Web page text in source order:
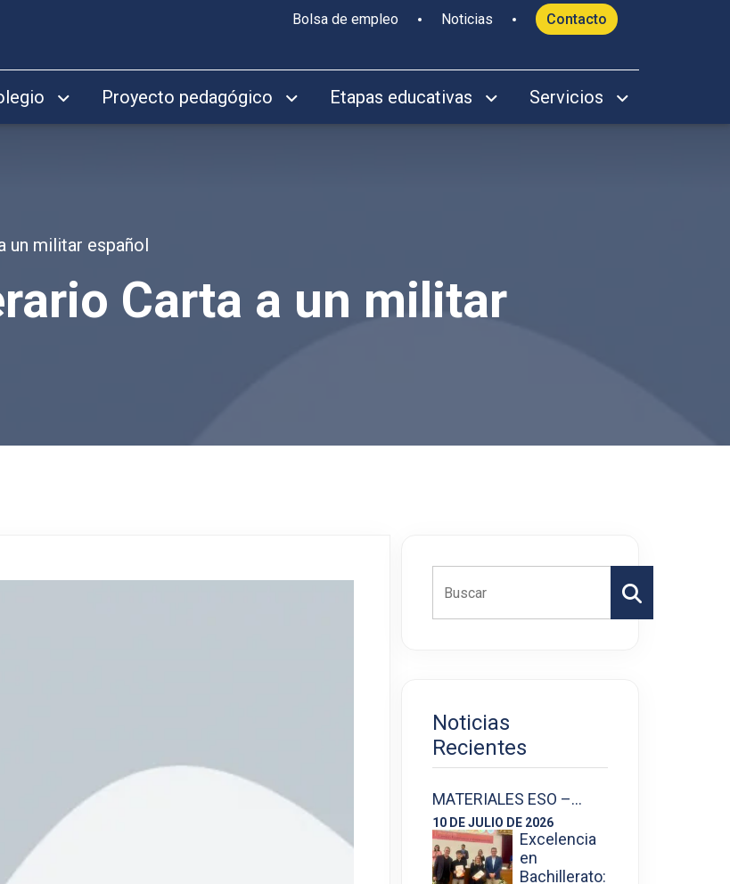
Bolsa de empleo Noticias Contacto
Proyecto pedagógico Etapas educativas Servicios
un militar español
Carta a un militar
Buscar
Noticias
Recientes
MATERIALES ESO –…
10 DE JULIO DE 2026
Excelencia
en
Bachillerato: